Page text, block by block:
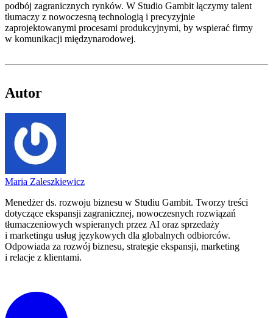
podbój zagranicznych rynków. W Studio Gambit łączymy talent
tłumaczy z nowoczesną technologią i precyzyjnie
zaprojektowanymi procesami produkcyjnymi, by wspierać firmy
w komunikacji międzynarodowej.
Autor
Maria Zaleszkiewicz
Menedżer ds. rozwoju biznesu w Studiu Gambit. Tworzy treści
dotyczące ekspansji zagranicznej, nowoczesnych rozwiązań
tłumaczeniowych wspieranych przez AI oraz sprzedaży
i marketingu usług językowych dla globalnych odbiorców.
Odpowiada za rozwój biznesu, strategie ekspansji, marketing
i relacje z klientami.